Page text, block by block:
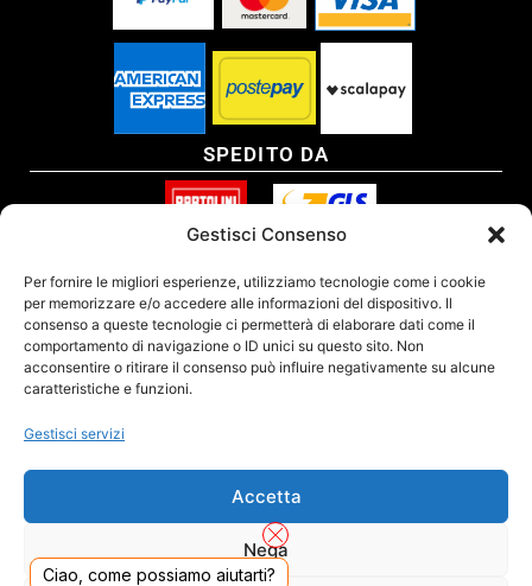
Gestisci Consenso
Per fornire le migliori esperienze, utilizziamo tecnologie come i cookie
per memorizzare e/o accedere alle informazioni del dispositivo. Il
consenso a queste tecnologie ci permetterà di elaborare dati come il
comportamento di navigazione o ID unici su questo sito. Non
acconsentire o ritirare il consenso può influire negativamente su alcune
caratteristiche e funzioni.
Gestisci servizi
Accetta
Nega
SPEDITO DA
Ciao, come possiamo aiutarti?